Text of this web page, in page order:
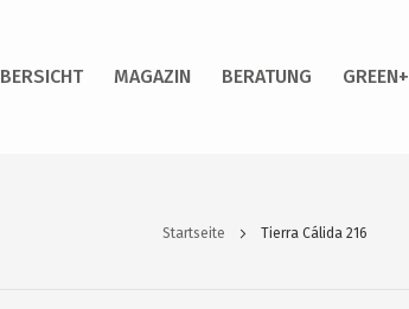
MAGAZIN BERATUNG GREEN+
Startseite Tierra Cálida 216